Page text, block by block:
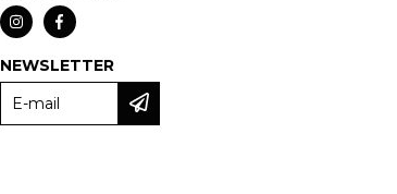
NEWSLETTER